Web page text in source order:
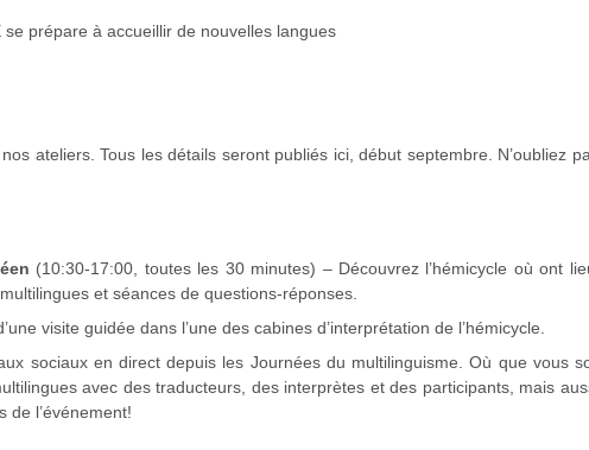
se prépare à accueillir de nouvelles langues
ateliers. Tous les détails seront publiés ici, début septembre. N’oubliez
(10:30-17:00, toutes les 30 minutes) – Découvrez l’hémicycle où ont
et séances de questions-réponses.
visite guidée dans l’une des cabines d’interprétation de l’hémicycle.
sociaux en direct depuis les Journées du multilinguisme. Où que vous
avec des traducteurs, des interprètes et des participants, mais
de l’événement!